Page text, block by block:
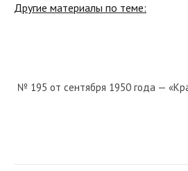
Другие материалы по теме:
№ 195 от сентября 1950 года —